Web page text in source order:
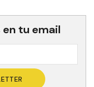
tu email